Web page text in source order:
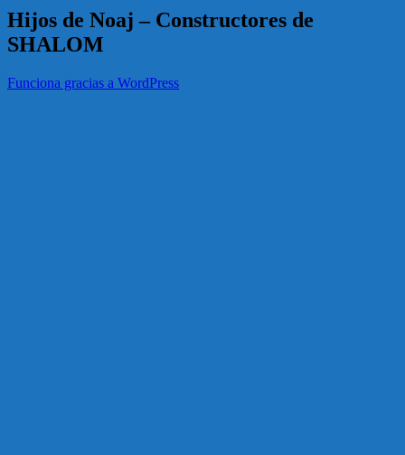
Hijos de Noaj – Constructores de
SHALOM
Funciona gracias a WordPress